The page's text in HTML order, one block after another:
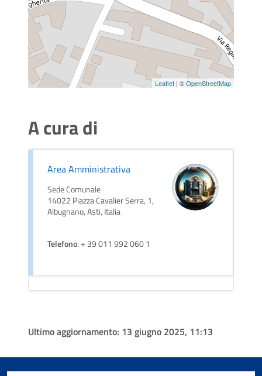
Leaflet | ©OpenStreetMap
A cura di
Area Amministrativa
Sede Comunale
14022 Piazza Cavalier Serra, 1,
Albugnano, Asti, Italia
Telefono: + 39 011 992 060 1
Ultimo aggiornamento: 13 giugno 2025, 11:13